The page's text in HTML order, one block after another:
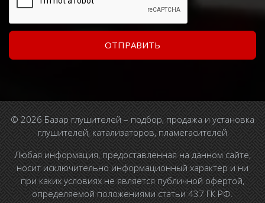
© 2026 Базар глушителей – подбор, продажа и установка
глушителей, катализаторов, пламегасителей
Любая информация, предоставленная на данном сайте,
носит исключительно информационный характер и ни
при каких условиях не является публичной офертой,
определяемой положениями статьи 437 ГК РФ.